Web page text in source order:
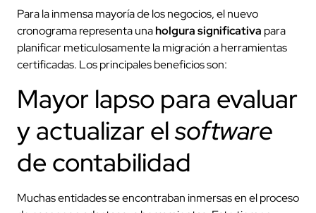
Para la inmensa mayoría de los negocios, el nuevo
cronograma representa unaholgura significativa para
planificar meticulosamente la migración a herramientas
certificadas. Los principales beneficios son:
Mayor lapso para evaluar
y actualizar elsoftware
de contabilidad
Muchas entidades se encontraban inmersas en el proceso